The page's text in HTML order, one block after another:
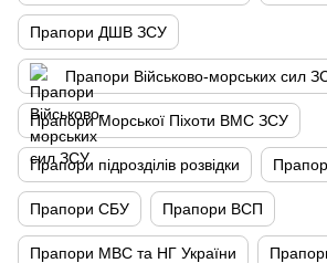
Прапори ДШВ ЗСУ
Прапори Військово-морських сил
Прапори Морської Піхоти ВМС ЗСУ
Прапори підрозділів розвідки
Прапори СБУ Прапори ВСП
Прапори МВС та НГ України